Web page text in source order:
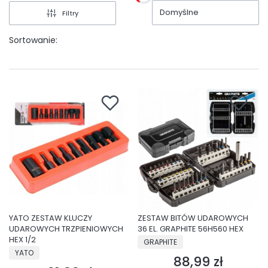
Filtry
Sortowanie:
Domyślne
YATO ZESTAW KLUCZY
UDAROWYCH TRZPIENIOWYCH
HEX 1/2
PRODUCENT
YATO
ZESTAW BITÓW UDAROWYCH
36 EL. GRAPHITE 56H560 HEX
PRODUCENT
GRAPHITE
Cena
88,99 zł